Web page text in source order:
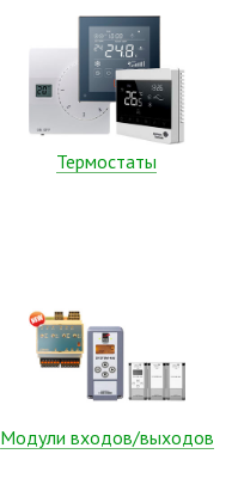
Термостаты
Модули входов/выходов